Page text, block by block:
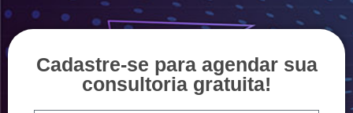
Cadastre-se para agendar sua
consultoria gratuita!